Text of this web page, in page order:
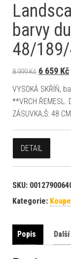
barvy
48/
8 999Kč Původní
6 659 Kč
VYSOKÁ SKŘÍŇ,
**VRCH ŘEMESL.
ZÁSUVKA,Š: 48 CM
DETAIL
SKU:
Kategorie:
Popis